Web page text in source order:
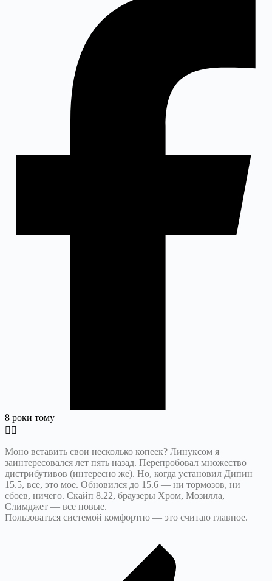
8 роки тому
Моно вставить свои несколько копеек? Линуксом я
заинтересовался лет пять назад. Перепробовал множество
дистрибутивов (интересно же). Но, когда установил Дипин
15.5, все, это мое. Обновился до 15.6 — ни тормозов, ни
сбоев, ничего. Скайп 8.22, браузеры Хром, Мозилла,
Слимджет — все новые.
Пользоваться системой комфортно — это считаю главное.